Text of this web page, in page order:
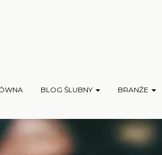
BLOG ŚLUBNY BRANŻE